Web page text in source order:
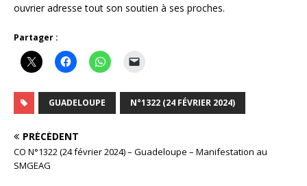
ouvrier adresse tout son soutien à ses proches.
Partager :
GUADELOUPE N°1322 (24 FÉVRIER 2024)
PRÉCÉDENT
CO N°1322 (24 février 2024) – Guadeloupe – Manifestation au
SMGEAG